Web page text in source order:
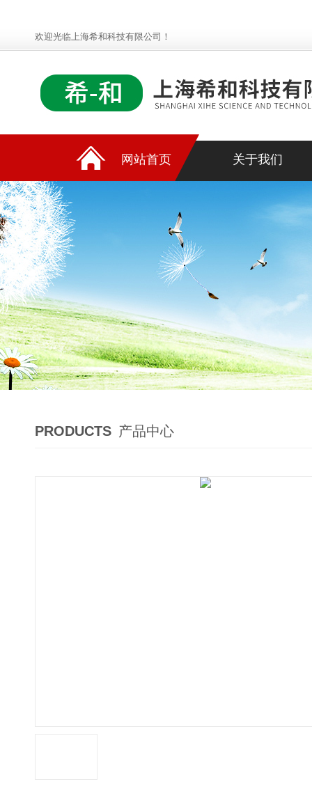
欢迎光临上海希和科技有限公司！
网站首页 关于我们
PRODUCTS 产品中心